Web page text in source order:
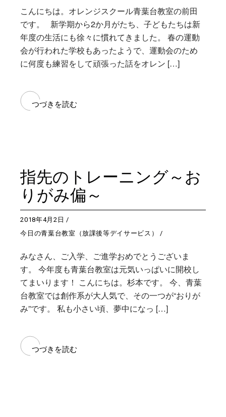
こんにちは。オレンジスクール青葉台教室の前田
です。 新学期から2か月がたち、子どもたちは新
年度の生活にも徐々に慣れてきました。 春の運動
会が行われた学校もあったようで、運動会のため
に何度も練習をして頑張った話をオレン […]
つづきを読む
指先のトレーニング～お
りがみ偏～
2018年4月2日
今日の青葉台教室（放課後等デイサービス）
みなさん、ご入学、ご進学おめでとうございま
す。 今年度も青葉台教室は元気いっぱいに開校し
てまいります！ こんにちは。杉本です。 今、青葉
台教室では創作系が大人気で、その一つが“おりが
み”です。 私も小さい頃、夢中になっ […]
つづきを読む